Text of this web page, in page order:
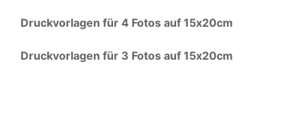
Druckvorlagen für 4 Fotos auf 15x20cm
Druckvorlagen für 3 Fotos auf 15x20cm